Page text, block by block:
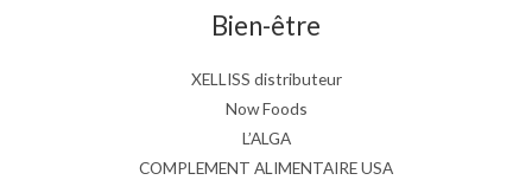
Bien-être
XELLISS distributeur
Now Foods
L’ALGA
COMPLEMENT ALIMENTAIRE USA